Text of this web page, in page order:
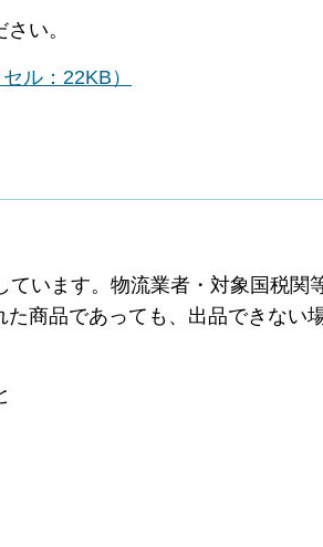
い。
ル：22KB）
います。物流業者・対象国税関
商品であっても、出品できない